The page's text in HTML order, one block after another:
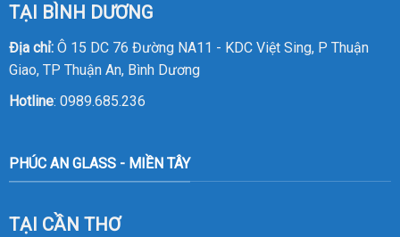
TẠI BÌNH DƯƠNG
Địa chỉ:Ô 15 DC 76 Đường NA11 - KDC Việt Sing, P Thuận
Giao, TP Thuận An, Bình Dương
Hotline: 0989.685.236
PHÚC AN GLASS - MIỀN TÂY
TẠI CẦN THƠ